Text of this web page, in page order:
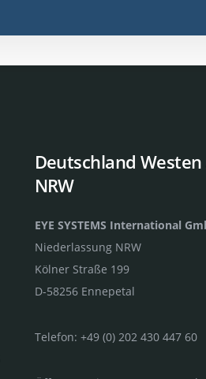
Deutschland
NRW
EYE SYSTEMS International
Niederlassung NRW
Kölner Straße 199
D-58256 Ennepetal
Telefon: +49 (0) 202 430 447 60